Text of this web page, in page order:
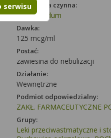
Substancja czynna:
Budesonidum
Dawka:
125 mcg/ml
Postać:
zawiesina do nebulizacji
Działanie:
Wewnętrzne
Podmiot odpowiedzialny:
ZAKŁ. FARMACEUTYCZNE
Grupy:
Leki przeciwastmatyczne i
serwisu